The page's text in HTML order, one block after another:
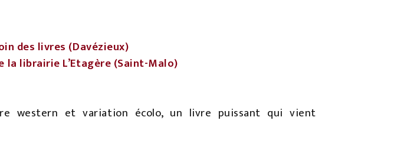
des livres (Davézieux)
librairie L’Etagère (Saint-Malo)
western et variation écolo, un livre puissant qui vient